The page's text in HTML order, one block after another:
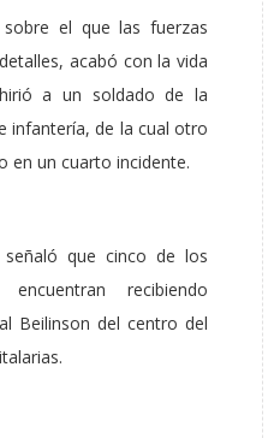
el que las fuerzas
acabó con la vida
a un soldado de la
infantería, de la cual otro
en un cuarto incidente.
que cinco de los
recibiendo
Beilinson del centro del